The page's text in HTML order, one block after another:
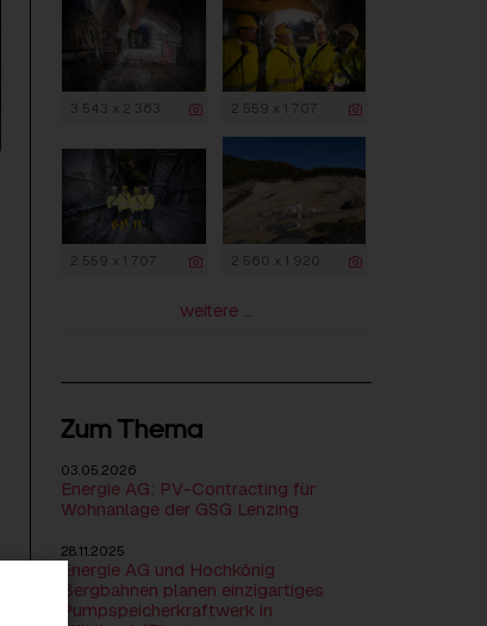
3 543 x 2 363 2 559 x 1 707
2 559 x 1 707 2 560 x 1 920
weitere ...
Zum Thema
03.05.2026
Energie AG: PV-Contracting für
Wohnanlage der GSG Lenzing
28.11.2025
Energie AG und Hochkönig
Bergbahnen planen einzigartiges
Pumpspeicherkraftwerk in